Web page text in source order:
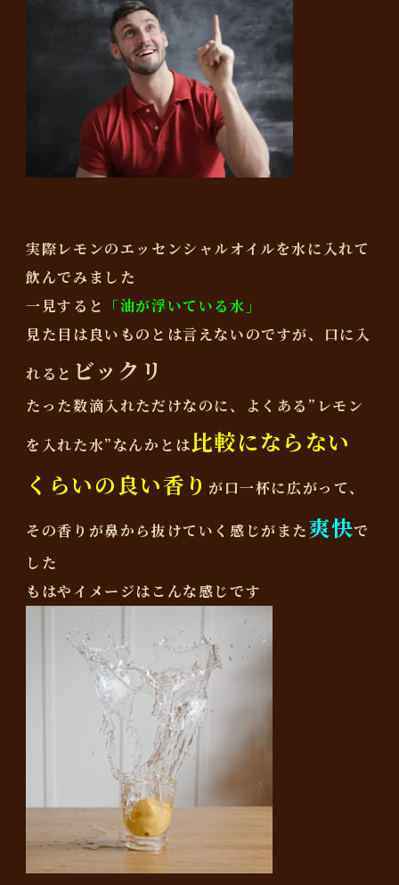
実際レモンのエッセンシャルオイルを水に入れて
飲んでみました
一見すると
「油が浮いている水」
見た目は良いものとは言えないのですが、口に入
れると ビックリ
たった数滴入れただけなのに、よくある”レモン
を入れた水”なんかとは比較にならない
くらいの良い香り が口一杯に広がって、
その香りが鼻から抜けていく感じがまた爽快で
した
もはやイメージはこんな感じです